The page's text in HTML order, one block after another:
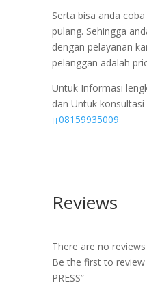
Serta bisa anda
pulang. Sehingga
dengan pelayanan
pelanggan adalah
Untuk Informasi
dan Untuk konsultasi
08159935009
Reviews
There are no
Be the first to review
PRESS”